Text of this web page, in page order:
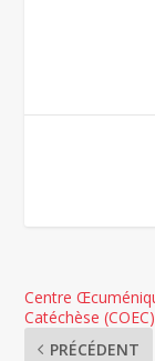
Centre
Catéchèse (COEC)
PRÉCÉDENT